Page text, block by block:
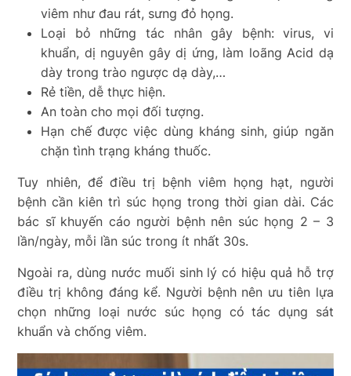
viêm như đau rát, sưng đỏ họng.
Loại bỏ những tác nhân gây bệnh: virus, vi
khuẩn, dị nguyên gây dị ứng, làm loãng Acid dạ
dày trong trào ngược dạ dày,…
Rẻ tiền, dễ thực hiện.
An toàn cho mọi đối tượng.
Hạn chế được việc dùng kháng sinh, giúp ngăn
chặn tình trạng kháng thuốc.
Tuy nhiên, để điều trị bệnh viêm họng hạt, người
bệnh cần kiên trì súc họng trong thời gian dài. Các
bác sĩ khuyến cáo người bệnh nên súc họng 2 – 3
lần/ngày, mỗi lần súc trong ít nhất 30s.
Ngoài ra, dùng nước muối sinh lý có hiệu quả hỗ trợ
điều trị không đáng kể. Người bệnh nên ưu tiên lựa
chọn những loại nước súc họng có tác dụng sát
khuẩn và chống viêm.